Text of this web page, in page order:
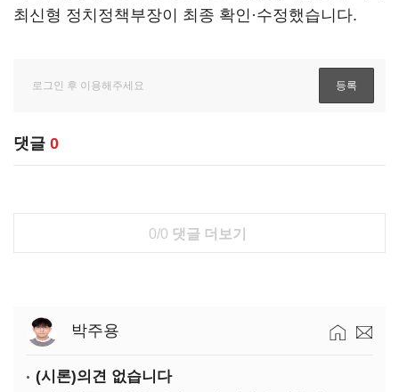
최신형 정치정책부장이 최종 확인·수정했습니다.
댓글 0
0/0 댓글 더보기
박주용
(시론)의견 없습니다